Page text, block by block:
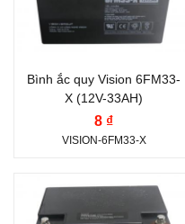
Dung lượng (Ah):33Ah
Công nghệ:Xả sâu
(Deep-Cycle Flooded)
Vị trí cọc:Cọc nghịch L
Kiểu cọc: Cọc bắt ốc
Bình ắc quy Vision 6FM33-
X (12V-33AH)
8 ₫
VISION-6FM33-X
Thương hiệu ắc quy:
VISION